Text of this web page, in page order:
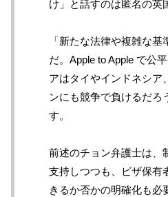
け」と話すのは匿名の英
「新たな法律や複雑な
だ。Apple to Apple で公
アはタイやインドネシア
ンにも競争で負けるだろ
す。
前述のチョン弁護士は、
支持しつつも、ビザ保有
きるか否かの明確化も必